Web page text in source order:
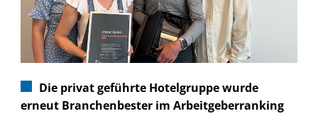
Die privat geführte Hotelgruppe wurde
erneut Branchenbester im Arbeitgeberranking